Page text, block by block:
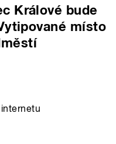
Králové bude
místo